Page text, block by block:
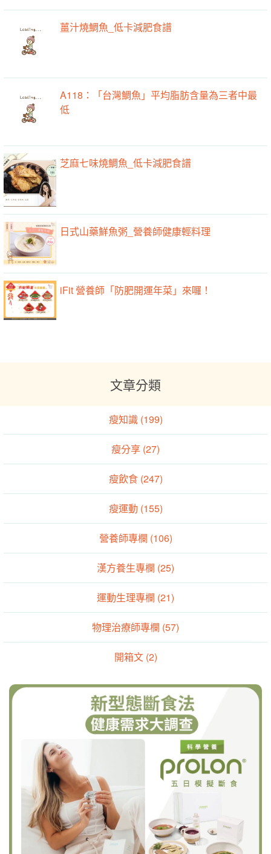
薑汁燒鯛魚_低卡減肥食譜
A118：「台灣鯛魚」平均脂肪含量為三者中最
低
芝麻七味燒鯛魚_低卡減肥食譜
日式山藥鮮魚粥_營養師健康輕料理
iFit 營養師「防肥開運年菜」來囉！
文章分類
瘦知識 (199)
瘦分享 (27)
瘦飲食 (247)
瘦運動 (155)
營養師專欄 (106)
漢方養生專欄 (25)
運動生理專欄 (21)
物理治療師專欄 (57)
開箱文 (2)